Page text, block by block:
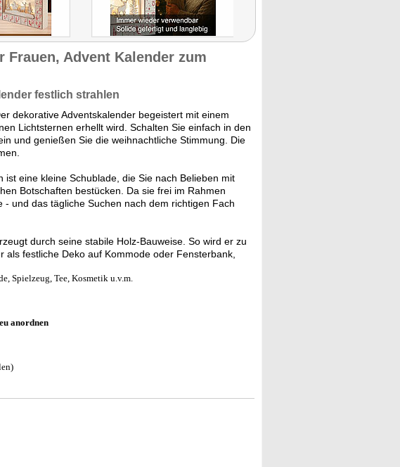
Frauen, Advent Kalender zum
festlich strahlen
dekorative Adventskalender begeistert mit einem
Lichtsternen erhellt wird. Schalten Sie einfach in den
und genießen Sie die weihnachtliche Stimmung. Die
ist eine kleine Schublade, die Sie nach Belieben mit
Botschaften bestücken. Da sie frei im Rahmen
und das tägliche Suchen nach dem richtigen Fach
durch seine stabile Holz-Bauweise. So wird er zu
festliche Deko auf Kommode oder Fensterbank,
Spielzeug, Tee, Kosmetik u.v.m.
anordnen